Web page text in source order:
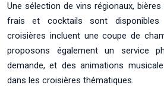
Une sélection de vins régionaux,
frais et cocktails sont
croisières incluent une coupe de
proposons également un service
demande, et des animations
dans les croisières thématiques.